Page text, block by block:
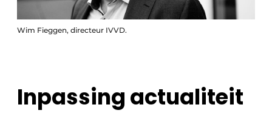
Wim Fieggen, directeur IVVD.
Inpassing actualiteit